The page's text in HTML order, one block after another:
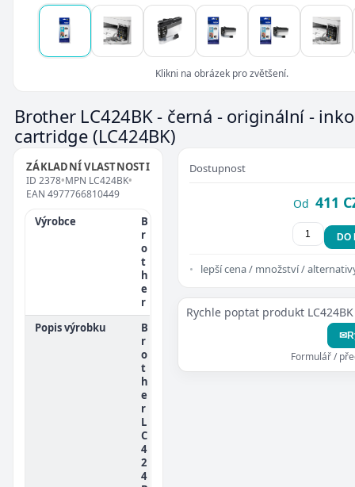
Klikni na obrázek pro zvětšení.
Brother LC424BK - černá - originální -
cartridge (LC424BK)
ZÁKLADNÍ VLASTNOSTI
ID 2378•MPN LC424BK•
EAN 4977766810449
Výrobce
B
r
o
t
h
e
r
Popis výrobku
B
r
o
t
h
e
r
L
C
4
2
4
Dostupnost
Od 411
DO
lepší cena / množství /
Rychle poptat produkt LC424BK
✉
Formulář /